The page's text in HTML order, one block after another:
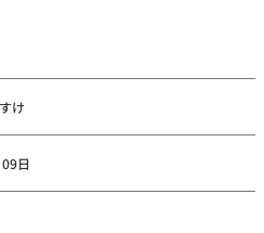
け
日